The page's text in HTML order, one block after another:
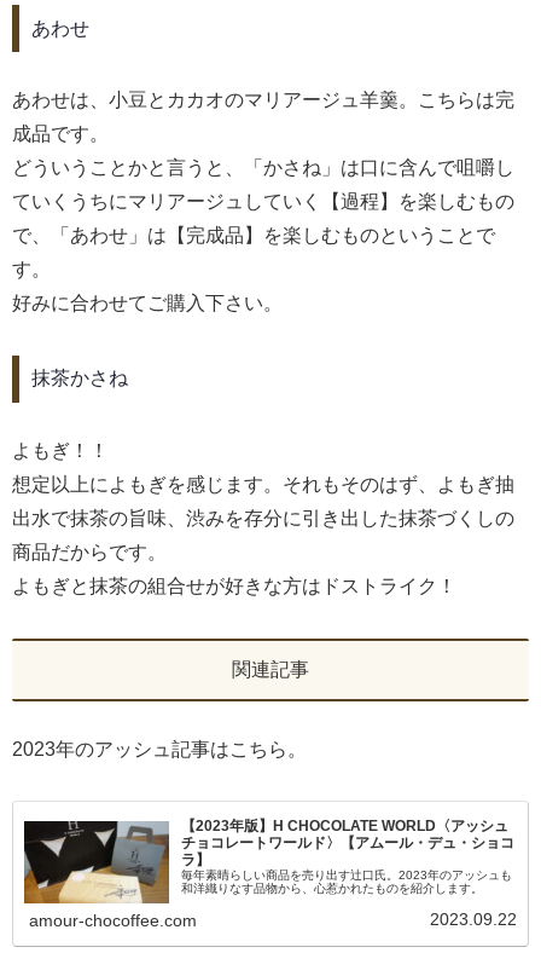
あわせ
あわせは、小豆とカカオのマリアージュ羊羹。こちらは完
成品です。
どういうことかと言うと、「かさね」は口に含んで咀嚼し
ていくうちにマリアージュしていく【過程】を楽しむもの
で、「あわせ」は【完成品】を楽しむものということで
す。
好みに合わせてご購入下さい。
抹茶かさね
よもぎ！！
想定以上によもぎを感じます。それもそのはず、よもぎ抽
出水で抹茶の旨味、渋みを存分に引き出した抹茶づくしの
商品だからです。
よもぎと抹茶の組合せが好きな方はドストライク！
関連記事
2023年のアッシュ記事はこちら。
【2023年版】H CHOCOLATE WORLD〈アッシュ
チョコレートワールド〉【アムール・デュ・ショコ
ラ】
毎年素晴らしい商品を売り出す辻口氏。2023年のアッシュも
和洋織りなす品物から、心惹かれたものを紹介します。
amour-chocoffee.com 2023.09.22